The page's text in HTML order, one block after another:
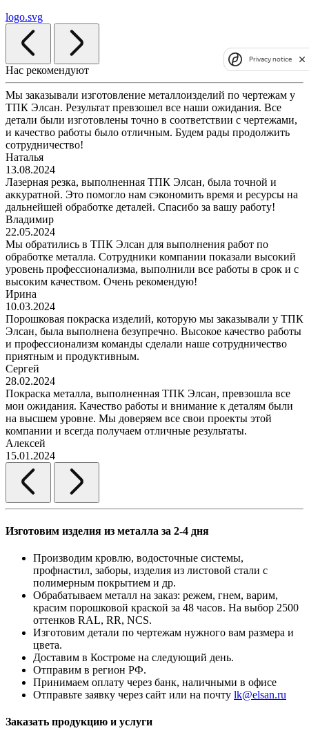
logo.svg
Нас рекомендуют
Мы заказывали изготовление металлоизделий по чертежам у
ТПК Элсан. Результат превзошел все наши ожидания. Все
детали были изготовлены точно в соответствии с чертежами,
и качество работы было отличным. Будем рады продолжить
сотрудничество!
Наталья
13.08.2024
Лазерная резка, выполненная ТПК Элсан, была точной и
аккуратной. Это помогло нам сэкономить время и ресурсы на
дальнейшей обработке деталей. Спасибо за вашу работу!
Владимир
22.05.2024
Мы обратились в ТПК Элсан для выполнения работ по
обработке металла. Сотрудники компании показали высокий
уровень профессионализма, выполнили все работы в срок и с
высоким качеством. Очень рекомендую!
Ирина
10.03.2024
Порошковая покраска изделий, которую мы заказывали у ТПК
Элсан, была выполнена безупречно. Высокое качество работы
и профессионализм команды сделали наше сотрудничество
приятным и продуктивным.
Сергей
28.02.2024
Покраска металла, выполненная ТПК Элсан, превзошла все
мои ожидания. Качество работы и внимание к деталям были
на высшем уровне. Мы доверяем все свои проекты этой
компании и всегда получаем отличные результаты.
Алексей
15.01.2024
Изготовим изделия из металла за 2-4 дня
Производим кровлю, водосточные системы,
профнастил, заборы, изделия из листовой стали с
полимерным покрытием и др.
Обрабатываем металл на заказ: режем, гнем, варим,
красим порошковой краской за 48 часов. На выбор 2500
оттенков RAL, RR, NCS.
Изготовим детали по чертежам нужного вам размера и
цвета.
Доставим в Костроме на следующий день.
Отправим в регион РФ.
Принимаем оплату через банк, наличными в офисе
Отправьте заявку через сайт или на почту lk@elsan.ru
Заказать продукцию и услуги
Privacy notice